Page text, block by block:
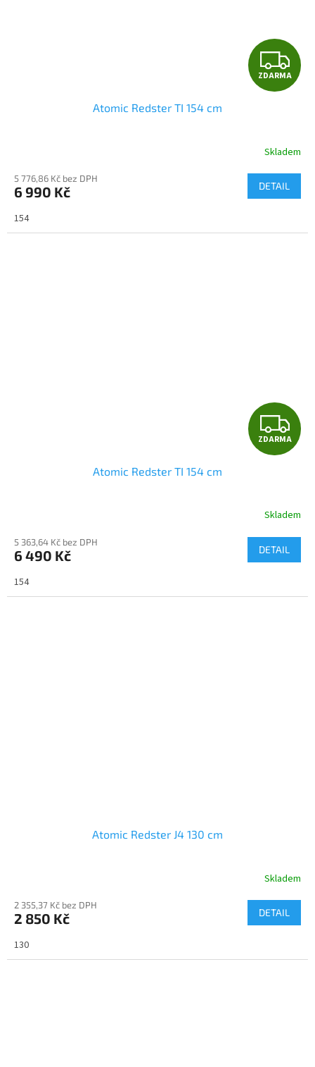
Z
D
R
M
A
ZDARMA
Atomic Redster TI 154 cm
Skladem
5 776,86 Kč bez DPH
6 990 Kč DETAIL
154
Z
D
R
M
A
ZDARMA
Atomic Redster TI 154 cm
Skladem
5 363,64 Kč bez DPH
6 490 Kč DETAIL
154
Atomic Redster J4 130 cm
Skladem
2 355,37 Kč bez DPH
2 850 Kč DETAIL
130